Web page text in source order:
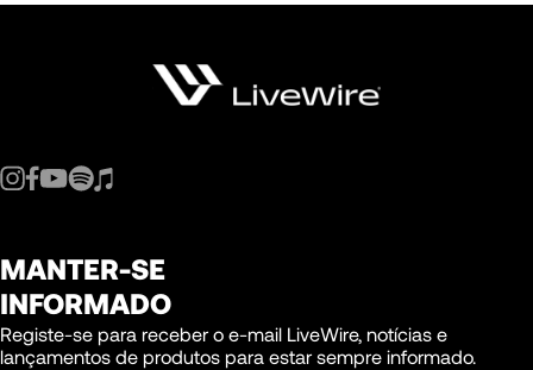
MANTER-SE
INFORMADO
Registe-se para receber o e-mail LiveWire, notícias e
lançamentos de produtos para estar sempre informado.